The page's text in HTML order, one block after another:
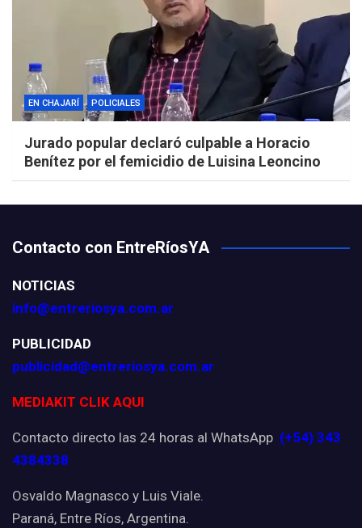
EN CHAJARÍ POLICIALES
Jurado popular declaró culpable a Horacio
Benítez por el femicidio de Luisina Leoncino
Contacto con EntreRíosYA
NOTICIAS
info@entreriosya.com.ar
PUBLICIDAD
publicidad@entreriosya.com.ar
MEDIAKIT CLIK AQUI
Contacto directo las 24 horas al WhatsApp (+54) 343
4384338
Osvaldo Magnasco y Luis Viale.
Paraná, Entre Ríos, Argentina.